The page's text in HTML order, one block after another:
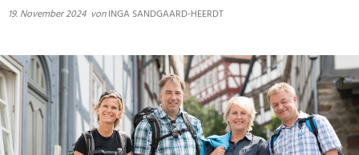
19. November 2024 vonINGA SANDGAARD-HEERDT